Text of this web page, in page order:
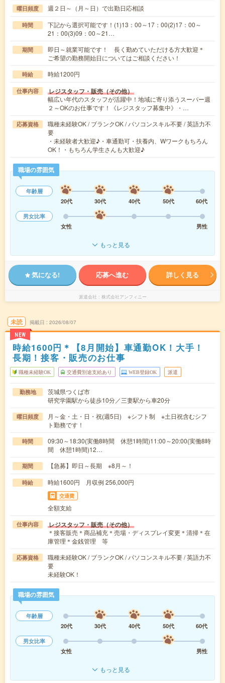
曜日頻度 週２日～（月～日）で出勤日応相談
時間
下記から選択可能です！(1)13：00～17：00(2)17：00～
21：00(3)09：00～21…
期間
即日～就業可能です！ 長く勤めていただける方大歓迎＊
ご希望の勤務開始日についてはご相談ください！
時給 時給1200円
仕事内容 レジスタッフ・販売（その他）
幅広い年代のスタッフが活躍中！地域に寄り添うスーパー週
２～OKのお仕事です！《レジスタッフ募集中》・…
応募資格
職種未経験OK / ブランクOK / パソコンスキル不要 / 英語力不
要
・未経験者大歓迎♪・車通勤可・扶養内、Wワークもちろん
OK！・もちろん学生さんも大歓迎♪
職場の雰囲気
年齢層
20代
30代 40代 50代
60代
男女比率
女性
男性
もっと見る
気になる! 応募へ進む 詳しく見る
派遣会社 株式会社アンフィニー
未読
NEW
掲載日 2026/08/07
時給1600円＊【8月開始】車通勤OK！大手！
長期！接客・販売のお仕事
職種未経験OK 交通費別途支給あり WEB登録OK 派遣
勤務地
茨城県つくば市
研究学園駅から徒歩10分／三妻駅から車20分
曜日頻度
月～金・土・日・祝(週5日) ※シフト制 ※土日祝含むシフ
ト勤務です！
時間
09:30～18:30(実働8時間 休憩1時間)11:00～20:00(実働8時
間 休憩1時間)12…
期間 【急募】即日～長期 ※8月～！
時給 時給1600円 月収例 256,000円
交通費
全額支給
仕事内容 レジスタッフ・販売（その他）
＊接客販売＊商品補充＊売場・ディスプレイ変更＊清掃＊在
庫管理＊金銭管理 等
応募資格
職種未経験OK / ブランクOK / パソコンスキル不要 / 英語力不
要
未経験OK！
職場の雰囲気
年齢層
20代
30代 40代 50代
60代
男女比率
女性
男性
もっと見る